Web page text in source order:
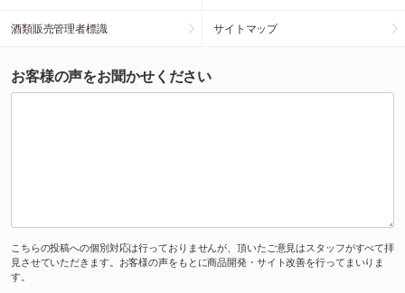
酒類販売管理者標識 サイトマップ
お客様の声をお聞かせください
こちらの投稿への個別対応は行っておりませんが、頂いたご意見はスタッフがすべて拝
見させていただきます。お客様の声をもとに商品開発・サイト改善を行ってまいりま
す。